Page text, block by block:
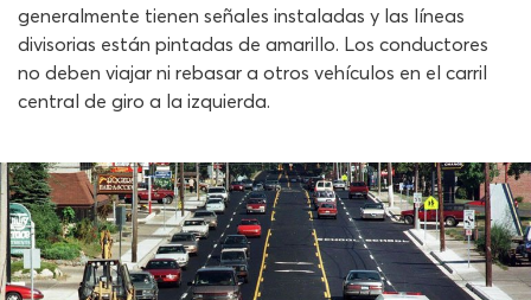
generalmente tienen señales instaladas y las líneas
divisorias están pintadas de amarillo. Los conductores
no deben viajar ni rebasar a otros vehículos en el carril
central de giro a la izquierda.